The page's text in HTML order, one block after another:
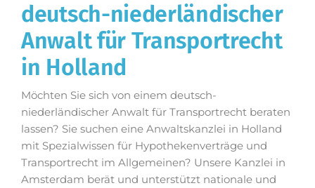
deutsch-niederländischer
Anwalt für Transportrecht
in Holland
Möchten Sie sich von einem deutsch-
niederländischer Anwalt für Transportrecht beraten
lassen? Sie suchen eine Anwaltskanzlei in Holland
mit Spezialwissen für Hypothekenverträge und
Transportrecht im Allgemeinen? Unsere Kanzlei in
Amsterdam berät und unterstützt nationale und